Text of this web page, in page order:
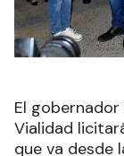
El
Vialidad
que va desde